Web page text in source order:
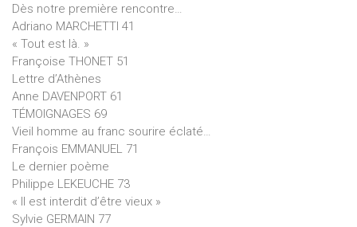
Dès notre première rencontre…
Adriano MARCHETTI 41
« Tout est là. »
Françoise THONET 51
Lettre d’Athènes
Anne DAVENPORT 61
TÉMOIGNAGES 69
Vieil homme au franc sourire éclaté…
François EMMANUEL 71
Le dernier poème
Philippe LEKEUCHE 73
« Il est interdit d’être vieux »
Sylvie GERMAIN 77